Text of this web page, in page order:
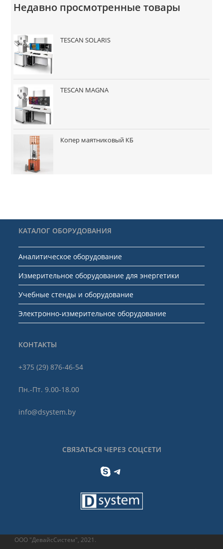
Недавно просмотренные товары
TESCAN SOLARIS
TESCAN MAGNA
Копер маятниковый КБ
КАТАЛОГ ОБОРУДОВАНИЯ
Аналитическое оборудование
Измерительное оборудование для энергетики
Учебные стенды и оборудование
Электронно-измерительное оборудование
КОНТАКТЫ
+375 (29) 876-46-54
Пн.-Пт. 9.00-18.00
info@dsystem.by
СВЯЗАТЬСЯ ЧЕРЕЗ СОЦСЕТИ
SkypeTelegram
ООО "ДевайсСистем", 2021.